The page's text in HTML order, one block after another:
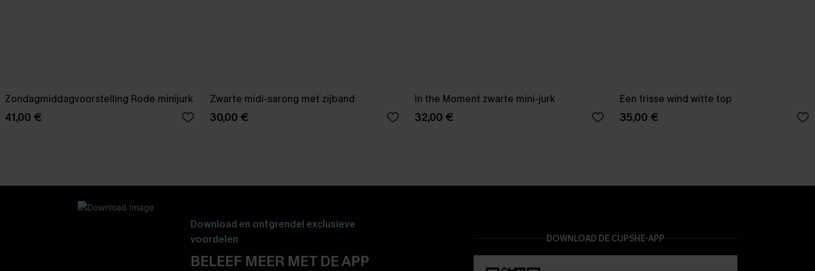
Zondagmiddagvoorstelling Rode minijurk
41,00 €
Zwarte midi-sarong met zijband
30,00 €
In the Moment zwarte mini-jurk
32,00 €
Een frisse wind witte top
35,00 €
Download en ontgrendel exclusieve
voordelen
BELEEF MEER MET DE APP
DOWNLOAD DE CUPSHE-APP